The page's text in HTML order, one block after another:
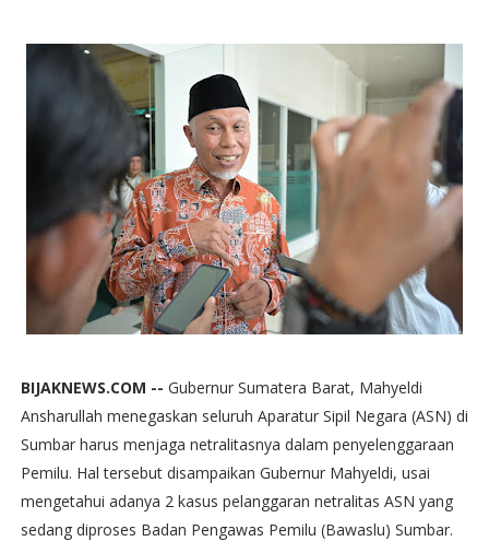
BIJAKNEWS.COM -- Gubernur Sumatera Barat, Mahyeldi
Ansharullah menegaskan seluruh Aparatur Sipil Negara (ASN) di
Sumbar harus menjaga netralitasnya dalam penyelenggaraan
Pemilu. Hal tersebut disampaikan Gubernur Mahyeldi, usai
mengetahui adanya 2 kasus pelanggaran netralitas ASN yang
sedang diproses Badan Pengawas Pemilu (Bawaslu) Sumbar.